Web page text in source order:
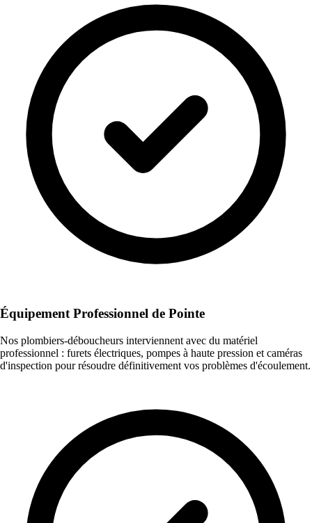
Équipement Professionnel de Pointe
Nos plombiers-déboucheurs interviennent avec du matériel
professionnel : furets électriques, pompes à haute pression et caméras
d'inspection pour résoudre définitivement vos problèmes d'écoulement.